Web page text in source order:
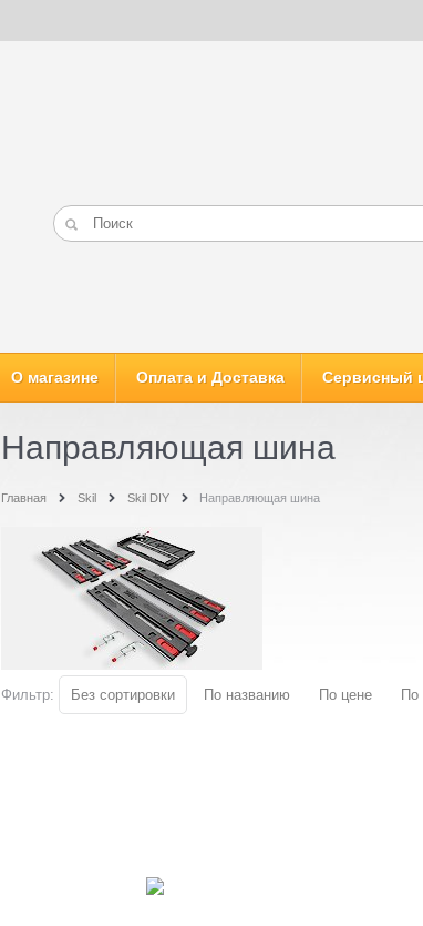
О магазине Оплата и Доставка Сервисный
Направляющая шина
Главная Skil Skil DIY Направляющая шина
Фильтр: Без сортировки По названию По цене По